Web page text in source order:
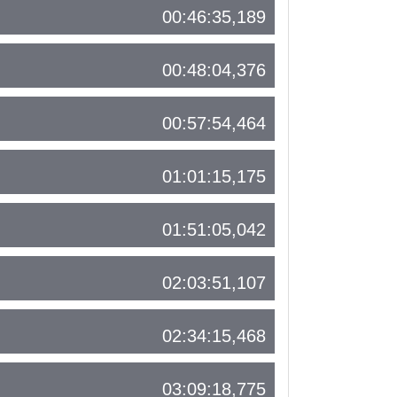
00:46:35,189
00:48:04,376
00:57:54,464
01:01:15,175
01:51:05,042
02:03:51,107
02:34:15,468
03:09:18,775